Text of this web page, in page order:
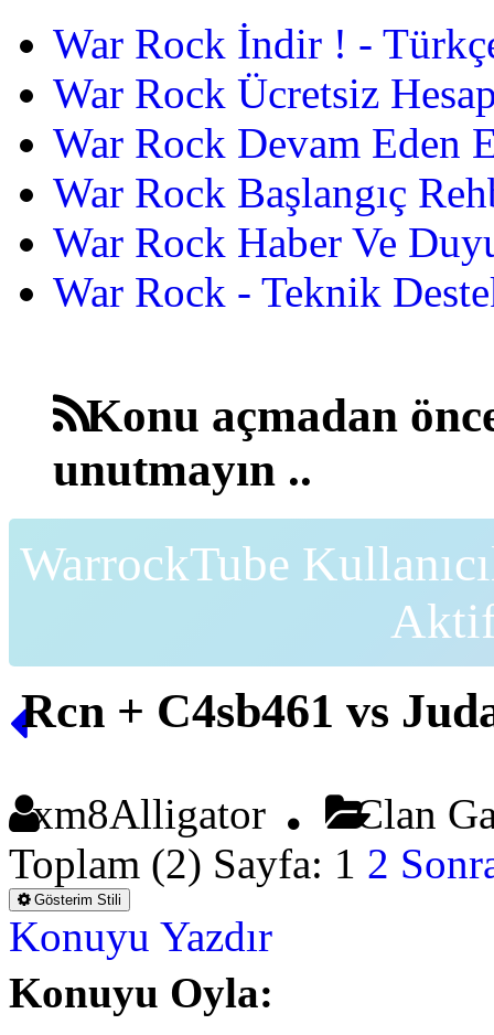
War Rock İndir ! -
War Rock Ücretsiz
War Rock Devam Eden
War Rock Başlangıç
War Rock Haber Ve
War Rock - Teknik
Konu açmadan
unutmayın ..
WarrockTube
Rcn + C4sb461 vs
xm8Alligator
Clan
Toplam (2) Sayfa: 1 2
Gösterim Stili
Konuyu Yazdır
Konuyu Oyla: